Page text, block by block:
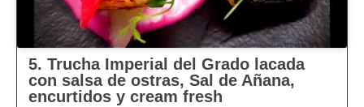
5. Trucha Imperial del Grado lacada
con salsa de ostras, Sal de Añana,
encurtidos y cream fresh